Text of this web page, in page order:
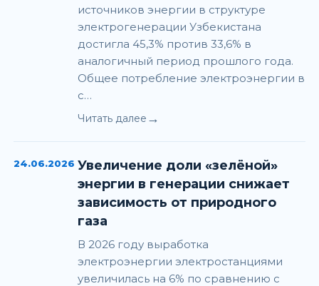
источников энергии в структуре
электрогенерации Узбекистана
достигла 45,3% против 33,6% в
аналогичный период прошлого года.
Общее потребление электроэнергии в
с…
Читать далее →
24.06.2026 Увеличение доли «зелёной»
энергии в генерации снижает
зависимость от природного
газа
В 2026 году выработка
электроэнергии электростанциями
увеличилась на 6% по сравнению с